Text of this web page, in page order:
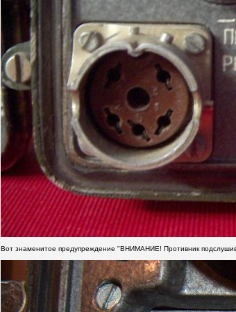
Вот знаменитое предупреждение "ВНИМАНИЕ! Противник